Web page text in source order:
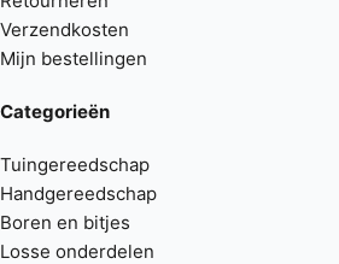
Verzendkosten
Mijn bestellingen
Categorieën
Tuingereedschap
Handgereedschap
Boren en bitjes
Losse onderdelen